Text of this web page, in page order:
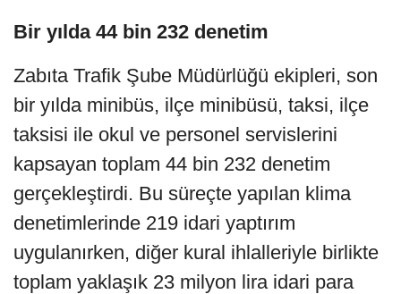
Bir yılda 44 bin 232 denetim
Zabıta Trafik Şube Müdürlüğü ekipleri, son
bir yılda minibüs, ilçe minibüsü, taksi, ilçe
taksisi ile okul ve personel servislerini
kapsayan toplam 44 bin 232 denetim
gerçekleştirdi. Bu süreçte yapılan klima
denetimlerinde 219 idari yaptırım
uygulanırken, diğer kural ihlalleriyle birlikte
toplam yaklaşık 23 milyon lira idari para